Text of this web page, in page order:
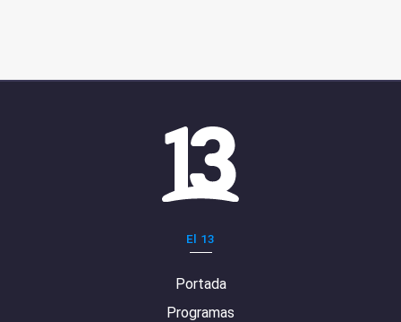
El 13
Portada
Programas